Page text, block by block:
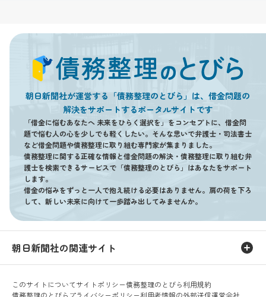
朝日新聞社が運営する「債務整理のとびら」は、借金問題の
解決をサポートするポータルサイトです
「借金に悩むあなたへ 未来をひらく選択を」をコンセプトに、借金問
題で悩む人の心を少しでも軽くしたい。そんな思いで弁護士・司法書士
など借金問題や債務整理に取り組む専門家が集まりました。
債務整理に関する正確な情報と借金問題の解決・債務整理に取り組む弁
護士を検索できるサービスで「債務整理のとびら」はあなたをサポート
します。
借金の悩みをずっと一人で抱え続ける必要はありません。肩の荷を下ろ
して、新しい未来に向けて一歩踏み出してみませんか。
朝日新聞社の関連サイト
このサイトについてサイトポリシー債務整理のとびら利用規約